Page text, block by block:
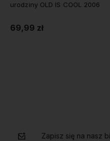
2006
urodziny "20 lat
Zapisz się na nasz